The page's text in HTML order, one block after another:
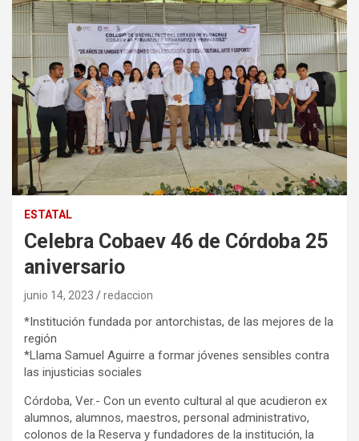
ESTATAL
Celebra Cobaev 46 de Córdoba 25
aniversario
junio 14, 2023 redaccion
*Institución fundada por antorchistas, de las mejores de la
región
*Llama Samuel Aguirre a formar jóvenes sensibles contra
las injusticias sociales
Córdoba, Ver.- Con un evento cultural al que acudieron ex
alumnos, alumnos, maestros, personal administrativo,
colonos de la Reserva y fundadores de la institución, la